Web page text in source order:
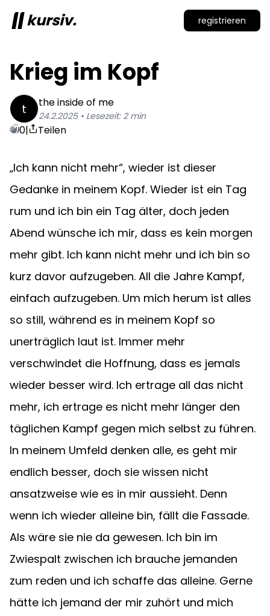
kursiv. registrieren
Krieg im Kopf
t the inside of me
24.2.2025• Lesezeit: 2min
0| Teilen
„Ich kann nicht mehr“, wieder ist dieser
Gedanke in meinem Kopf. Wieder ist ein Tag
rum und ich bin ein Tag älter, doch jeden
Abend wünsche ich mir, dass es kein morgen
mehr gibt. Ich kann nicht mehr und ich bin so
kurz davor aufzugeben. All die Jahre Kampf,
einfach aufzugeben. Um mich herum ist alles
so still, während es in meinem Kopf so
unerträglich laut ist. Immer mehr
verschwindet die Hoffnung, dass es jemals
wieder besser wird. Ich ertrage all das nicht
mehr, ich ertrage es nicht mehr länger den
täglichen Kampf gegen mich selbst zu führen.
In meinem Umfeld denken alle, es geht mir
endlich besser, doch sie wissen nicht
ansatzweise wie es in mir aussieht. Denn
wenn ich wieder alleine bin, fällt die Fassade.
Als wäre sie nie da gewesen. Ich bin im
Zwiespalt zwischen ich brauche jemanden
zum reden und ich schaffe das alleine. Gerne
hätte ich jemand der mir zuhört und mich